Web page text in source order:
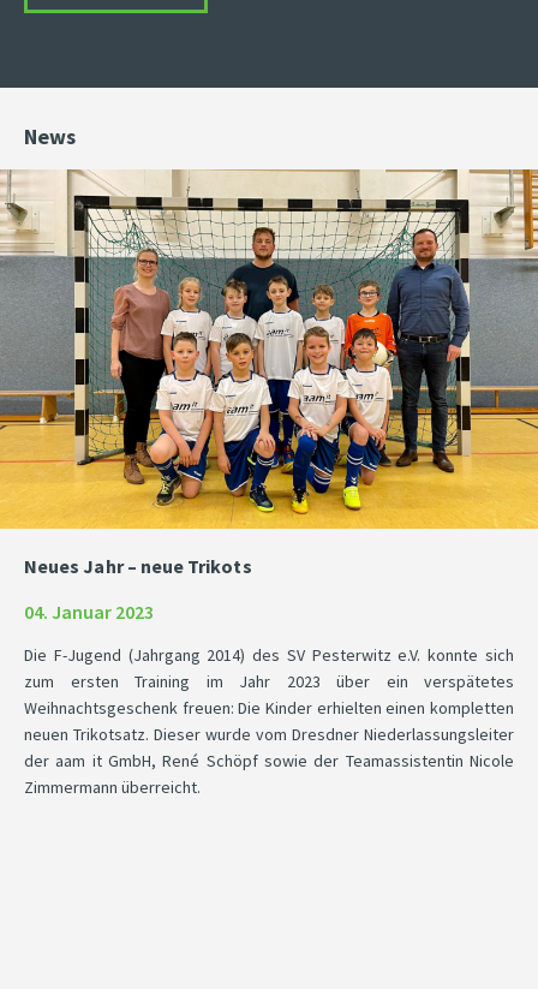
News
Neues Jahr – neue Trikots
04. Januar 2023
Die F-Jugend (Jahrgang 2014) des SV Pesterwitz e.V. konnte sich
zum ersten Training im Jahr 2023 über ein verspätetes
Weihnachtsgeschenk freuen: Die Kinder erhielten einen kompletten
neuen Trikotsatz. Dieser wurde vom Dresdner Niederlassungsleiter
der aam it GmbH, René Schöpf sowie der Teamassistentin Nicole
Zimmermann überreicht.